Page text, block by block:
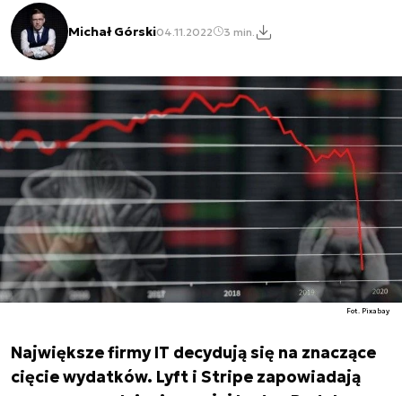
Michał Górski04.11.2022 3 min.
Fot. Pixabay
Największe firmy IT decydują się na znaczące
cięcie wydatków. Lyft i Stripe zapowiadają